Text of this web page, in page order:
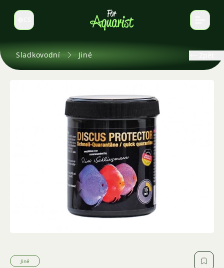
Select language
Sladkovodní Jiné
Jiné